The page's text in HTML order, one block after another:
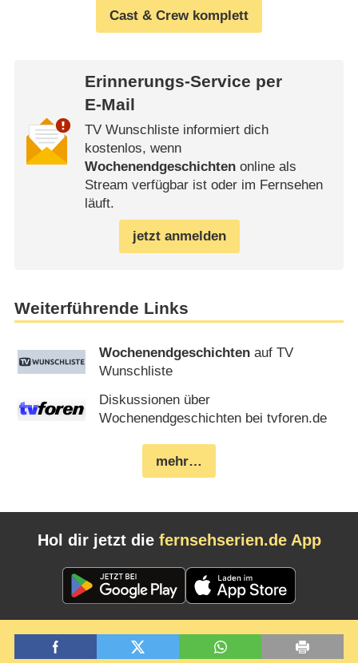
Cast & Crew komplett
Erinnerungs-Service per
E-Mail
TV Wunschliste informiert dich
kostenlos, wenn
Wochenendgeschichtenonline als
Stream verfügbar ist oder im Fernsehen
läuft.
jetzt anmelden
Weiterführende Links
Wochenendgeschichten auf TV
Wunschliste
Diskussionen über
Wochenendgeschichten bei tvforen.de
mehr…
Hol dir jetzt die fernsehserien.de App